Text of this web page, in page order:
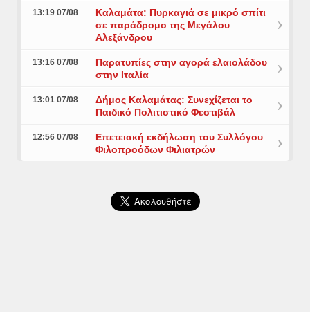
13:19 07/08
Καλαμάτα: Πυρκαγιά σε μικρό σπίτι
σε παράδρομο της Μεγάλου
Αλεξάνδρου
13:16 07/08
Παρατυπίες στην αγορά ελαιολάδου
στην Ιταλία
13:01 07/08
Δήμος Καλαμάτας: Συνεχίζεται το
Παιδικό Πολιτιστικό Φεστιβάλ
12:56 07/08
Επετειακή εκδήλωση του Συλλόγου
Φιλοπροόδων Φιλιατρών